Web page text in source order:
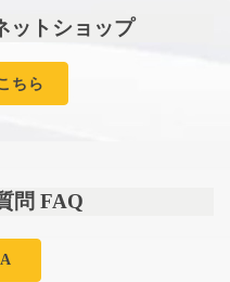
ットショップ
ちら
問 FAQ